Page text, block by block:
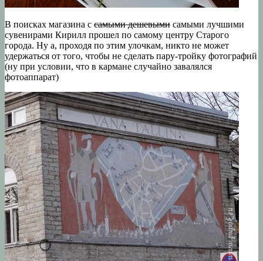
В поисках магазина с самыми дешевыми самыми лучшими
сувенирами Кирилл прошел по самому центру Старого
города. Ну а, проходя по этим улочкам, никто не может
удержаться от того, чтобы не сделать пару-тройку фотографий
(ну при условии, что в кармане случайно завалялся
фотоаппарат)